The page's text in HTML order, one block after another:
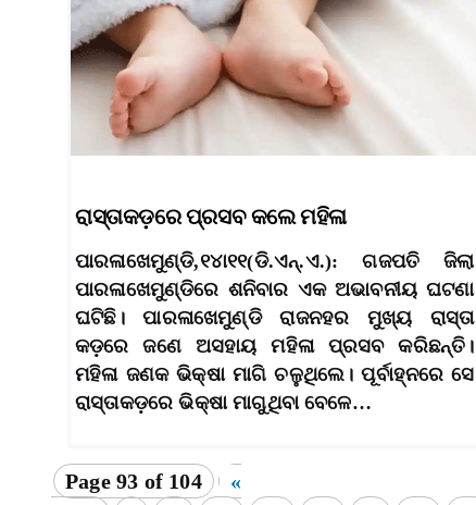
ରାସ୍ତାକଡ଼ରେ ପ୍ରସବ କଲେ ମହିଳା
ପାରଳାଖେମୁଣ୍ଡି,୧୪ା୧୧(ଡି.ଏନ୍‌.ଏ.): ଗଜପତି ଜିଲା
ପାରଳାଖେମୁଣ୍ଡିରେ ଶନିବାର ଏକ ଅଭାବନୀୟ ଘଟଣା
ଘଟିଛି। ପାରଳାଖେମୁଣ୍ଡି ରାଜନହର ମୁଖ୍ୟ ରାସ୍ତା
କଡ଼ରେ ଜଣେ ଅସହାୟ ମହିଳା ପ୍ରସବ କରିଛନ୍ତି।
ମହିଳା ଜଣକ ଭିକ୍ଷା ମାଗି ଚଳୁଥିଲେ। ପୂର୍ବାହ୍ନରେ ସେ
ରାସ୍ତାକଡ଼ରେ ଭିକ୍ଷା ମାଗୁଥିବା ବେଳେ…
Page 93 of 104
«